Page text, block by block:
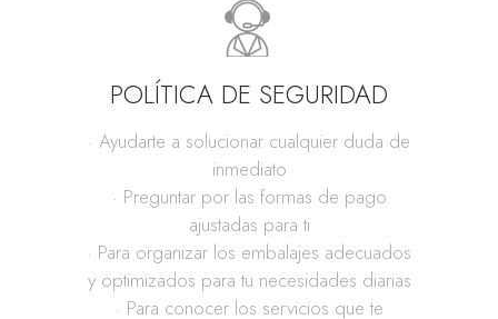
POLÍTICA DE SEGURIDAD
· Ayudarte a solucionar cualquier duda de
inmediato
· Preguntar por las formas de pago
ajustadas para ti
· Para organizar los embalajes adecuados
y optimizados para tu necesidades diarias
· Para conocer los servicios que te